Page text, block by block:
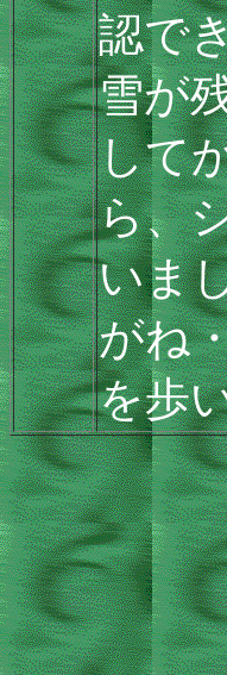
認で
雪が
して
ら、
いま
がね
を歩